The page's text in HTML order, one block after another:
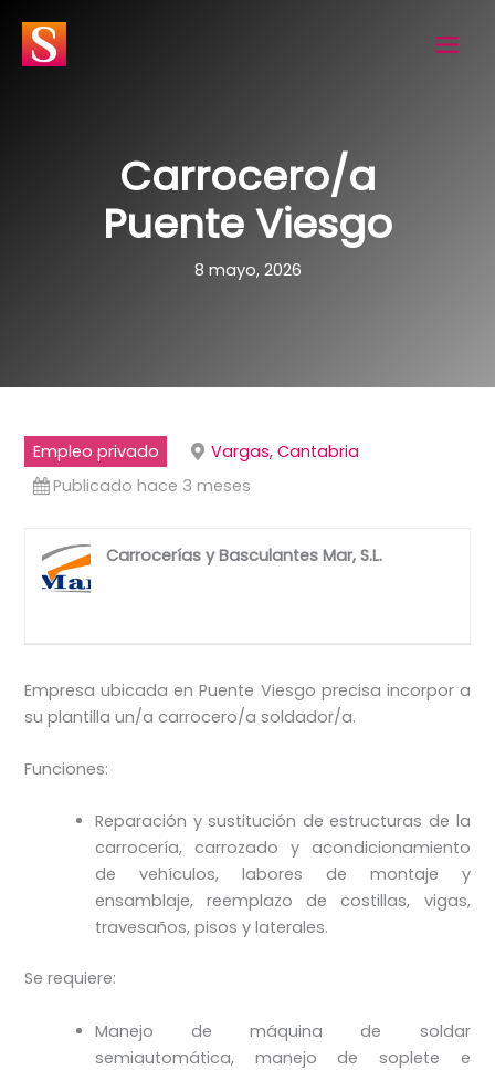
contenido
Carrocero/a
Puente Viesgo
8 mayo, 2026
Empleo privado
Vargas, Cantabria
Publicado hace 3 meses
Carrocerías y Basculantes Mar, S.L.
Empresa ubicada en Puente Viesgo precisa incorpor a
su plantilla un/a carrocero/a soldador/a.
Funciones:
Reparación y sustitución de estructuras de la
carrocería, carrozado y acondicionamiento
de vehículos, labores de montaje y
ensamblaje, reemplazo de costillas, vigas,
travesaños, pisos y laterales.
Se requiere:
Manejo de máquina de soldar
semiautomática, manejo de soplete e